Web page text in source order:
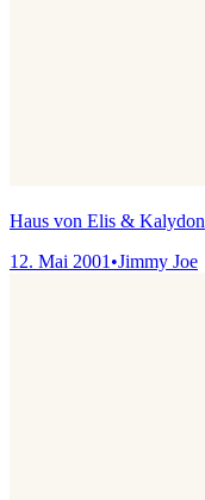
Haus von Elis & Kalydon
12. Mai 2001 •Jimmy Joe